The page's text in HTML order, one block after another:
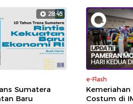
28:45
Sumatera
Baru
e-Flash
Costum di